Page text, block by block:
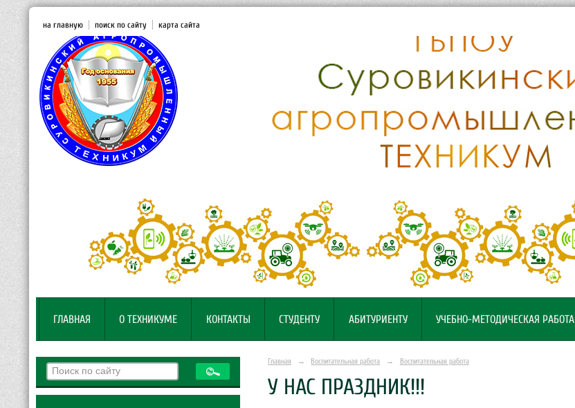
на главную поиск по сайту карта сайта
ГЛАВНАЯ О ТЕХНИКУМЕ КОНТАКТЫ СТУДЕНТУ АБИТУРИЕНТУ УЧЕБНО-МЕТОДИЧЕСКАЯ РАБОТА
Главная → Воспитательная работа → Воспитательная работа
У НАС ПРАЗДНИК!!!